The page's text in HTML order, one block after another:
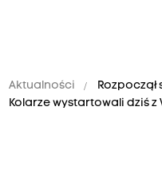
Aktualności
Rozpoczął
Kolarze wystartowali dziś z